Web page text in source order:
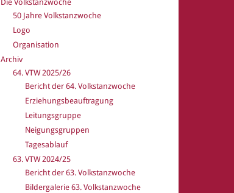
Die Volkstanzwoche
50 Jahre Volkstanzwoche
Logo
Organisation
Archiv
64. VTW 2025/26
Bericht der 64. Volkstanzwoche
Erziehungsbeauftragung
Leitungsgruppe
Neigungsgruppen
Tagesablauf
63. VTW 2024/25
Bericht der 63. Volkstanzwoche
Bildergalerie 63. Volkstanzwoche